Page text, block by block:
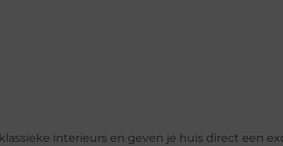
interieurs en geven je huis direct een